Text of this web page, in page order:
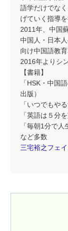
語学だけでな
げていく指導を
2011年、中国
中国人・日本
向け中国語教
2016年よりシ
【書籍】
「HSK・中国
出版）
「いつでもや
「英語は５分
「毎朝1分で
など多数
三宅裕之フェ